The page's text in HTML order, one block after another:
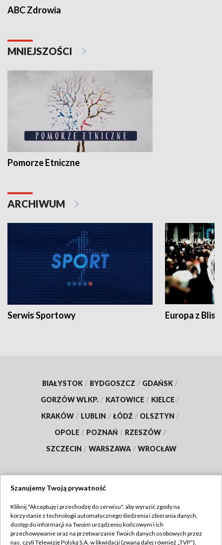
ABC Zdrowia
MNIEJSZOŚCI
Pomorze Etniczne
ARCHIWUM
Serwis Sportowy Europa z
BIAŁYSTOK / BYDGOSZCZ / GDAŃSK /
GORZÓW WLKP. / KATOWICE / KIELCE /
KRAKÓW / LUBLIN / ŁÓDŹ / OLSZTYN /
OPOLE / POZNAŃ / RZESZÓW /
SZCZECIN / WARSZAWA / WROCŁAW
TVP
Abonament TVP
Regulamin TVP
Szanujemy Twoją prywatność
Kliknij "Akceptuję i przechodzę do serwisu", aby wyrazić zgody na
korzystanie z technologii automatycznego śledzenia i zbierania danych,
dostęp do informacji na Twoim urządzeniu końcowym i ich
przechowywanie oraz na przetwarzanie Twoich danych osobowych przez
nas, czyli Telewizję Polską S.A. w likwidacji (zwaną dalej również „TVP”),